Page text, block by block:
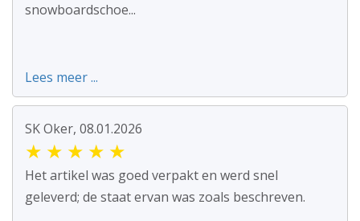
snowboardschoe...
Lees meer ...
SK Oker, 08.01.2026
★ ★ ★ ★ ★
Het artikel was goed verpakt en werd snel
geleverd; de staat ervan was zoals beschreven.